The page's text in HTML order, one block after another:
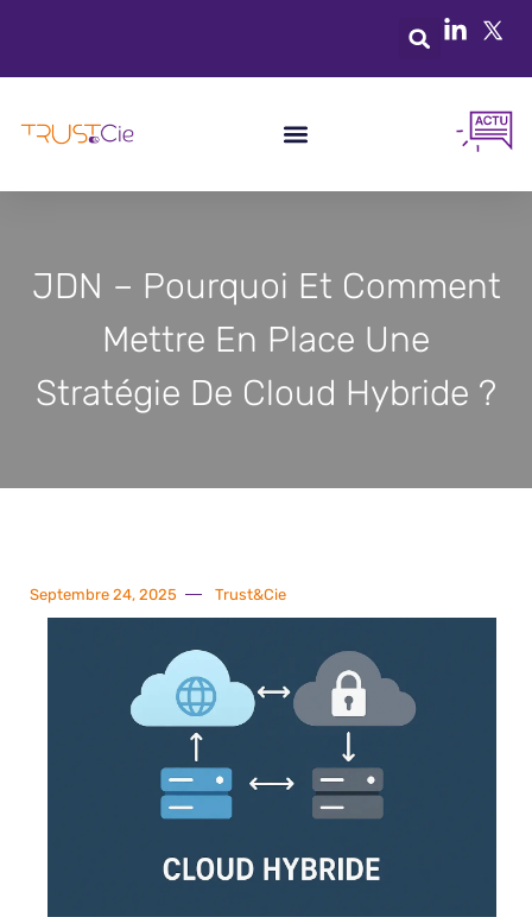
JDN – Pourquoi Et Comment
Mettre En Place Une
Stratégie De Cloud Hybride ?
Septembre 24, 2025 Trust&Cie